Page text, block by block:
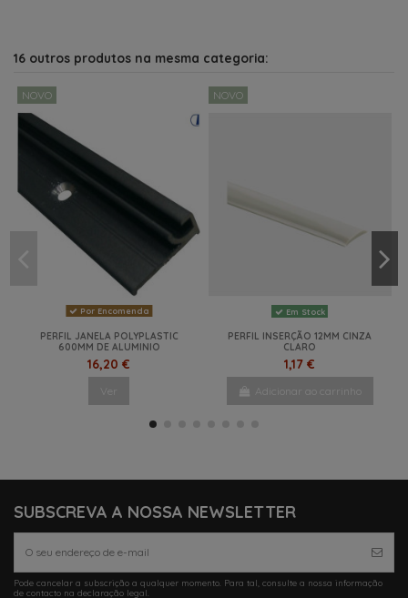
16 outros produtos na mesma categoria:
NOVO
Por Encomenda
PERFIL JANELA POLYPLASTIC
600MM DE ALUMINIO
16,20 €
Ver
NOVO
Em Stock
PERFIL INSERÇÃO 12MM CINZA
CLARO
1,17 €
Adicionar ao carrinho
SUBSCREVA A NOSSA NEWSLETTER
Pode cancelar a subscrição a qualquer momento. Para tal, consulte a nossa informação
de contacto na declaração legal.